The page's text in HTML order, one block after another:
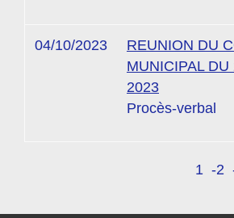
04/10/2023
REUNION DU
MUNICIPAL
2023
Procès-verbal
1 -2